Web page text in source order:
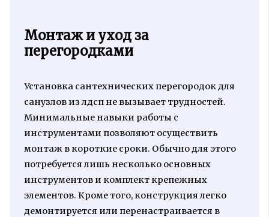
Монтаж и уход за
перегородками
Установка сантехнических перегородок для
санузлов из лдсп не вызывает трудностей.
Минимальные навыки работы с
инструментами позволяют осуществить
монтаж в короткие сроки. Обычно для этого
потребуется лишь несколько основных
инструментов и комплект крепежных
элементов. Кроме того, конструкция легко
демонтируется или перенастраивается в